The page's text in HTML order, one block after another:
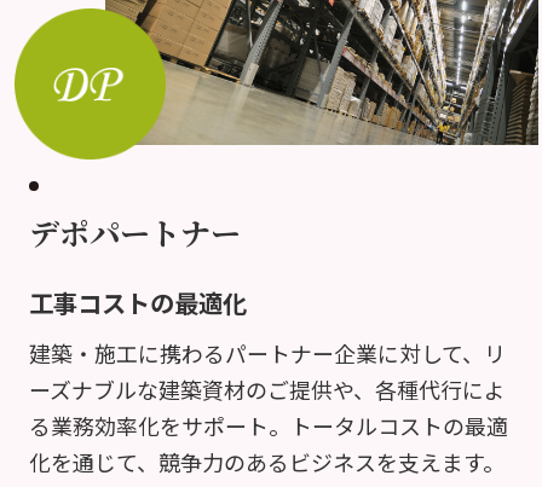
デポパートナー
工事コストの最適化
建築・施工に携わるパートナー企業に対して、リ
ーズナブルな建築資材のご提供や、各種代行によ
る業務効率化をサポート。トータルコストの最適
化を通じて、競争力のあるビジネスを支えます。